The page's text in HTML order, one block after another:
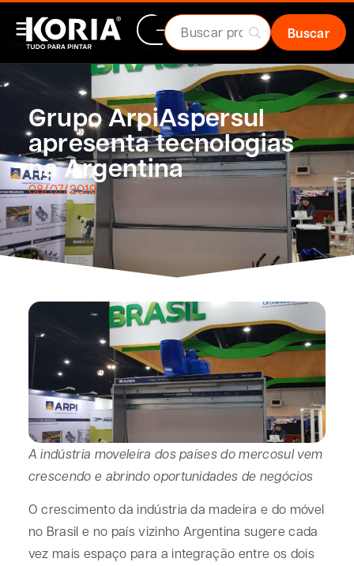
Grupo ArpiAspersul
apresenta tecnologias
na Argentina
08/07/2019
A indústria moveleira dos países do mercosul vem
crescendo e abrindo oportunidades de negócios
O crescimento da indústria da madeira e do móvel
no Brasil e no país vizinho Argentina sugere cada
vez mais espaço para a integração entre os dois